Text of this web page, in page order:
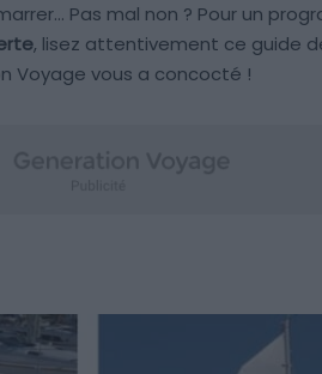
Pas mal non ? Pour un
, lisez attentivement ce guide
Voyage vous a concocté !